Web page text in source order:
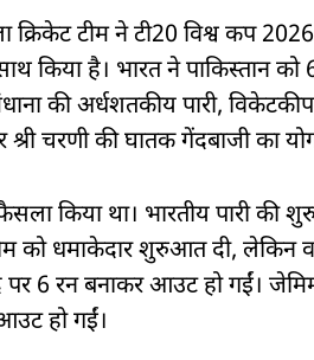
क्रिकेट टीम ने टी20 विश्व कप
है। भारत ने पाकिस्तान को
की अर्धशतकीय पारी,
चरणी की घातक गेंदबाजी का
किया था। भारतीय पारी
को धमाकेदार शुरुआत दी, लेकिन
रन बनाकर आउट हो गईं। जेमिमा
हो गईं।